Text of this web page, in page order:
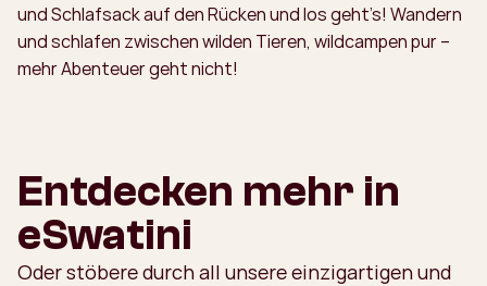
und Schlafsack auf den Rücken und los geht’s! Wandern
und schlafen zwischen wilden Tieren, wildcampen pur –
mehr Abenteuer geht nicht!
Entdecken mehr in
eSwatini
Oder stöbere durch all unsere einzigartigen und